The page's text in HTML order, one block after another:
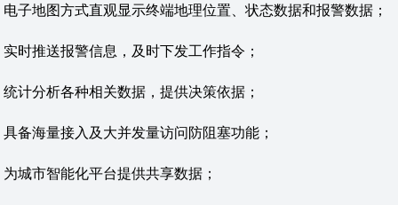
电子地图方式直观显示终端地理位置、状态数据和报警数据；
实时推送报警信息，及时下发工作指令；
统计分析各种相关数据，提供决策依据；
具备海量接入及大并发量访问防阻塞功能；
为城市智能化平台提供共享数据；